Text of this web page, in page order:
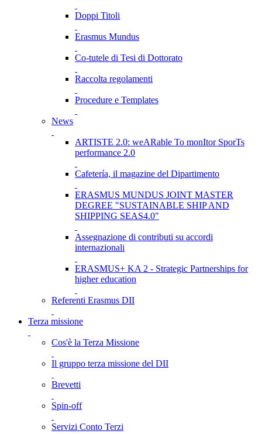
Doppi Titoli
Erasmus Mundus
Co-tutele di Tesi di Dottorato
Raccolta regolamenti
Procedure e Templates
News
ARTISTE 2.0: weARable To monItor SporTs
performance 2.0
Cafetería, il magazine del Dipartimento
ERASMUS MUNDUS JOINT MASTER
DEGREE "SUSTAINABLE SHIP AND
SHIPPING SEAS4.0"
Assegnazione di contributi su accordi
internazionali
ERASMUS+ KA 2 - Strategic Partnerships for
higher education
Referenti Erasmus DII
Terza missione
Cos'è la Terza Missione
Il gruppo terza missione del DII
Brevetti
Spin-off
Servizi Conto Terzi